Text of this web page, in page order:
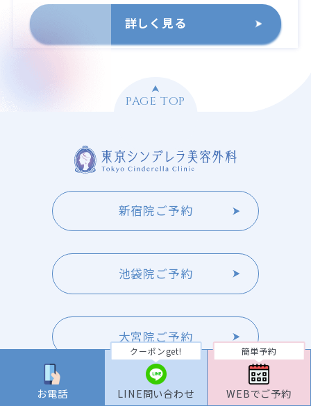
お電話
クーポンget!
LINE問い合わせ
簡単予約
WEBでご予約
詳しく見る
PAGE TOP
新宿院ご予約
池袋院ご予約
大宮院ご予約
横浜院ご予約